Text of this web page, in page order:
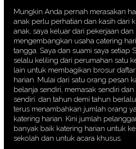
Mungkin Anda pernah merasakan
anak perlu perhatian dan kasih dari
anak, saya keluar dari pekerjaan
mengembangkan usaha catering
tangga. Saya dan suami saya setiap
selalu keliling dari perumahan satu
lain untuk membagikan brosur
harian. Mulai dari satu orang pesan
belanja sendiri, memasak sendiri
sendiri. dan tahun demi tahun
terus menambahkan jumlah orang
katering harian. Kini jumlah
banyak baik katering harian untuk
sekolah dan untuk acara khusus.